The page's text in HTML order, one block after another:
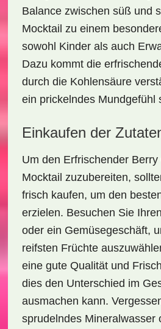
Balance zwischen süß und
Mocktail zu einem
sowohl Kinder als auch
Dazu kommt die
durch die Kohlensäure
ein prickelndes Mundgefühl
Einkaufen der
Um den Erfrischender
Mocktail zuzubereiten,
frisch kaufen, um den
erzielen. Besuchen Sie
oder ein Gemüsegeschäft,
reifsten Früchte
eine gute Qualität und
dies den Unterschied im
ausmachen kann.
sprudelndes Mineralwasser